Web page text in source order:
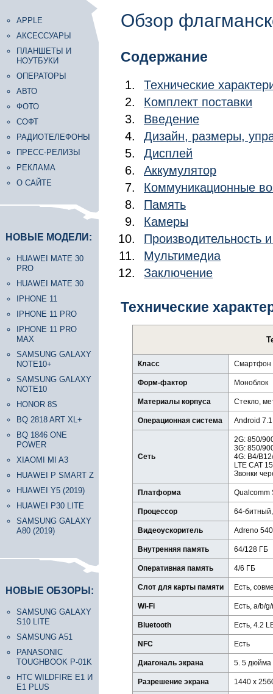
APPLE
АКСЕССУАРЫ
ПЛАНШЕТЫ И
НОУТБУКИ
ОПЕРАТОРЫ
АВТО
ФОТО
СОФТ
РАДИОТЕЛЕФОНЫ
ПРЕСС-РЕЛИЗЫ
РЕКЛАМА
О САЙТЕ
НОВЫЕ МОДЕЛИ:
HUAWEI MATE 30
PRO
HUAWEI MATE 30
IPHONE 11
IPHONE 11 PRO
IPHONE 11 PRO
MAX
SAMSUNG GALAXY
NOTE10+
SAMSUNG GALAXY
NOTE10
HONOR 8S
BQ 2818 ART XL+
BQ 1846 ONE
POWER
XIAOMI MI A3
HUAWEI P SMART Z
HUAWEI Y5 (2019)
HUAWEI P30 LITE
SAMSUNG GALAXY
A80 (2019)
НОВЫЕ ОБЗОРЫ:
SAMSUNG GALAXY
S10 LITE
SAMSUNG A51
PANASONIC
TOUGHBOOK P-01K
HTC WILDFIRE E1 И
E1 PLUS
Обзор
Содержание
Технические
Комплект поставки
Введение
Дизайн, размеры,
Дисплей
Аккумулятор
Коммуникационные
Память
Камеры
Производительность
Мультимедиа
Заключение
Технические
Класс Смартфон
Форм-фактор Моноблок
Материалы корпуса Стекло,
Операционная система Android
Сеть
2G: 850/
3G: 850/
4G: B4/
LTE CAT 15
Звонки
Платформа Qualcomm
Процессор 64-
Видеоускоритель Adreno 540
Внутренняя память 64/128 ГБ
Оперативная память 4/6 ГБ
Слот для карты памяти Есть,
Wi-Fi Есть, a/b/
Bluetooth Есть, 4.2
NFC Есть
Диагональ экрана 5. 5 дюйма
Разрешение экрана 1440 х